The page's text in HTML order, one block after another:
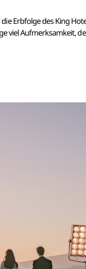
Erbfolge des King
viel Aufmerksamkeit,